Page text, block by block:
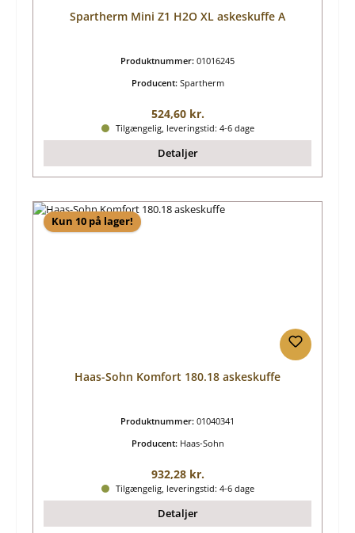
Spartherm Mini Z1 H2O XL askeskuffe A
Produktnummer: 01016245
Producent: Spartherm
Almindelig pris:
524,60 kr.
Tilgængelig, leveringstid: 4-6 dage
Detaljer
Kun 10 på lager!
Haas-Sohn Komfort 180.18 askeskuffe
Produktnummer: 01040341
Producent: Haas-Sohn
Almindelig pris:
932,28 kr.
Tilgængelig, leveringstid: 4-6 dage
Detaljer